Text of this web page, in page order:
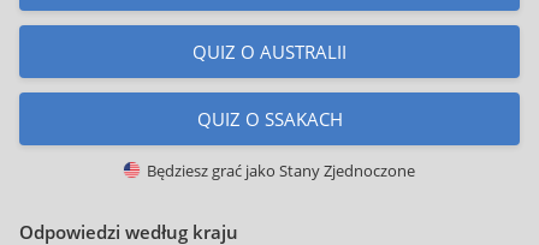
QUIZ O AUSTRALII
QUIZ O SSAKACH
Będziesz grać jako Stany Zjednoczone
Odpowiedzi według kraju